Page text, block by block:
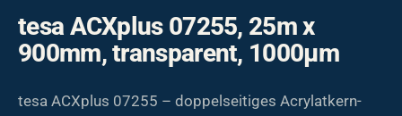
tesa ACXplus 07255, 25m x
900mm, transparent, 1000µm
tesa ACXplus 07255 – doppelseitiges Acrylatkern-